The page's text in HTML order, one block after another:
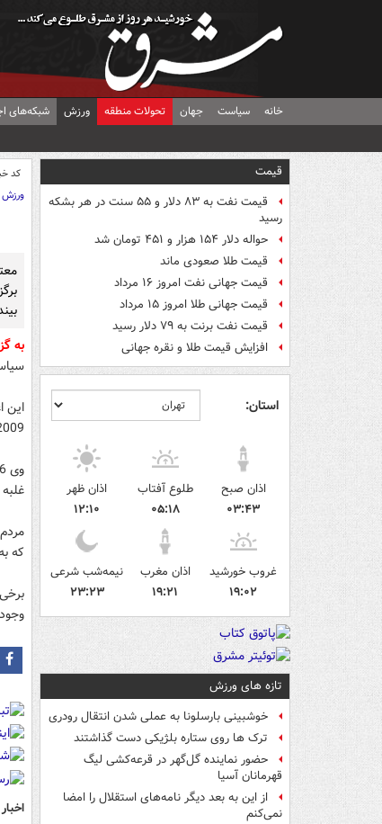
خانه سیاست جهان تحولات منطقه ورزش شبکه‌های
قیمت
قیمت نفت به ۸۳ دلار و ۵۵ سنت در هر بشکه
رسید
حواله دلار ۱۵۴ هزار و ۴۵۱ تومان شد
قیمت طلا صعودی ماند
قیمت جهانی نفت امروز ۱۶ مرداد
قیمت جهانی طلا امروز ۱۵ مرداد
قیمت نفت برنت به ۷۹ دلار رسید
افزایش قیمت طلا و نقره جهانی
استان:
اذان صبح
۰۳:۴۳
طلوع آفتاب
۰۵:۱۸
اذان ظهر
۱۲:۱۰
غروب خورشید
۱۹:۰۲
اذان مغرب
۱۹:۲۱
نیمه‌شب شرعی
۲۳:۲۳
تازه های ورزش
خوشبینی بارسلونا به عملی شدن انتقال رودری
ترک ها روی ستاره بلژیکی دست گذاشتند
حضور نماینده گل‌گهر در قرعه‌کشی لیگ
قهرمانان آسیا
از این به بعد دیگر نامه‌های استقلال را امضا
نمی‌کنم
کد
ورزش
به
این
2009 این کشور موفق به گرفتن میزبانی
غلبه بر
که